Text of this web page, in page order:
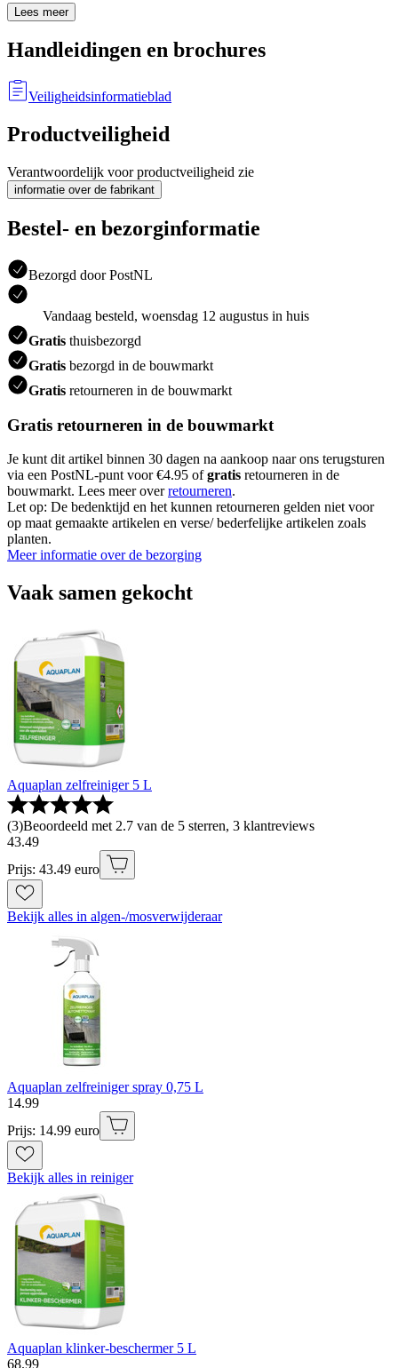
Lees meer
Handleidingen en brochures
Veiligheidsinformatieblad
Productveiligheid
Verantwoordelijk voor productveiligheid zie
informatie over de fabrikant
Bestel- en bezorginformatie
Bezorgd door PostNL
Vandaag besteld, woensdag 12 augustus in huis
Gratis thuisbezorgd
Gratis bezorgd in de bouwmarkt
Gratis retourneren in de bouwmarkt
Gratis retourneren in de bouwmarkt
Je kunt dit artikel binnen 30 dagen na aankoop naar ons terugsturen
via een PostNL-punt voor €4.95 ofgratis retourneren in de
bouwmarkt. Lees meer overretourneren.
Let op: De bedenktijd en het kunnen retourneren gelden niet voor
op maat gemaakte artikelen en verse/ bederfelijke artikelen zoals
planten.
Meer informatie over de bezorging
Vaak samen gekocht
Aquaplan zelfreiniger 5 L
(3)Beoordeeld met 2.7 van de 5 sterren, 3 klantreviews
43.49
Prijs: 43.49 euro
Bekijk alles in algen-/mosverwijderaar
Aquaplan zelfreiniger spray 0,75 L
14.99
Prijs: 14.99 euro
Bekijk alles in reiniger
Aquaplan klinker-beschermer 5 L
68.99